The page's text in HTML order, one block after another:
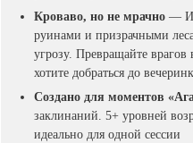
Кроваво, но не мрачно —
руинами и призрачными
угрозу. Превращайте
хотите добраться до
Создано для моментов
заклинаний. 5+ уровней
идеально для одной сессии